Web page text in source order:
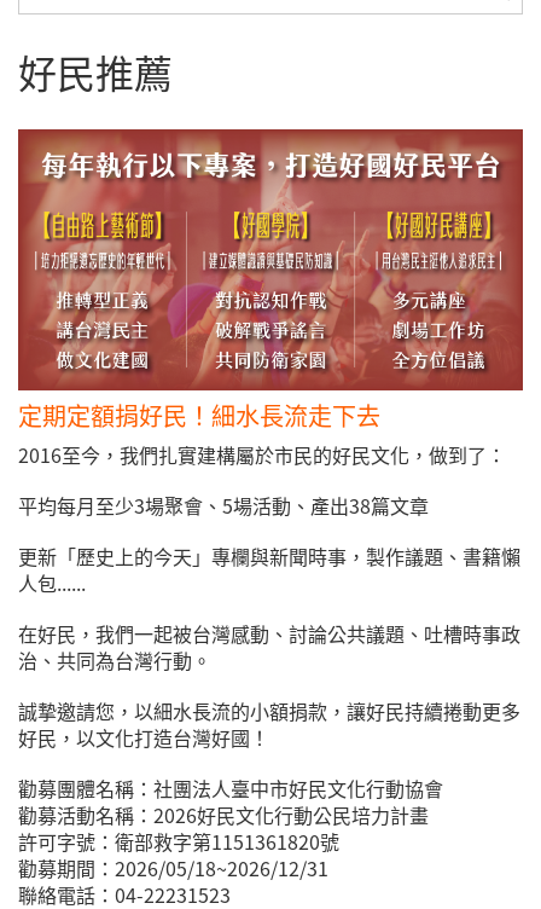
好民推薦
定期定額捐好民！細水長流走下去
2016至今，我們扎實建構屬於市民的好民文化，做到了：
平均每月至少3場聚會、5場活動、產出38篇文章
更新「歷史上的今天」專欄與新聞時事，製作議題、書籍懶
人包......
在好民，我們一起被台灣感動、討論公共議題、吐槽時事政
治、共同為台灣行動。
誠摯邀請您，以細水長流的小額捐款，讓好民持續捲動更多
好民，以文化打造台灣好國！
勸募團體名稱：社團法人臺中市好民文化行動協會
勸募活動名稱：2026好民文化行動公民培力計畫
許可字號：衛部救字第1151361820號
勸募期間：2026/05/18~2026/12/31
聯絡電話：04-22231523